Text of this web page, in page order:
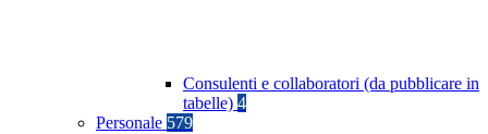
Consulenti e collaboratori (da pubblicare in
tabelle) 4
Personale 579